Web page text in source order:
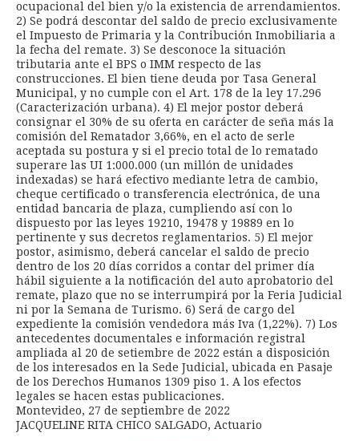
ocupacional del bien y/o la existencia de arrendamientos.
2) Se podrá descontar del saldo de precio exclusivamente
el Impuesto de Primaria y la Contribución Inmobiliaria a
la fecha del remate. 3) Se desconoce la situación
tributaria ante el BPS o IMM respecto de las
construcciones. El bien tiene deuda por Tasa General
Municipal, y no cumple con el Art. 178 de la ley 17.296
(Caracterización urbana). 4) El mejor postor deberá
consignar el 30% de su oferta en carácter de seña más la
comisión del Rematador 3,66%, en el acto de serle
aceptada su postura y si el precio total de lo rematado
superare las UI 1:000.000 (un millón de unidades
indexadas) se hará efectivo mediante letra de cambio,
cheque certificado o transferencia electrónica, de una
entidad bancaria de plaza, cumpliendo así con lo
dispuesto por las leyes 19210, 19478 y 19889 en lo
pertinente y sus decretos reglamentarios. 5) El mejor
postor, asimismo, deberá cancelar el saldo de precio
dentro de los 20 días corridos a contar del primer día
hábil siguiente a la notificación del auto aprobatorio del
remate, plazo que no se interrumpirá por la Feria Judicial
ni por la Semana de Turismo. 6) Será de cargo del
expediente la comisión vendedora más Iva (1,22%). 7) Los
antecedentes documentales e información registral
ampliada al 20 de setiembre de 2022 están a disposición
de los interesados en la Sede Judicial, ubicada en Pasaje
de los Derechos Humanos 1309 piso 1. A los efectos
legales se hacen estas publicaciones.
Montevideo, 27 de septiembre de 2022
JACQUELINE RITA CHICO SALGADO, Actuario